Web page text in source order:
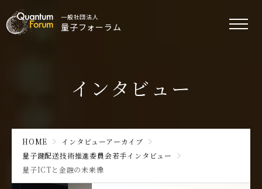
一般社団法人
量子フォーラム
インタビュー
HOME
インタビューアーカイブ
量子鍵配送技術推進委員会若手インタビュー
量子ICTと金融の未来像